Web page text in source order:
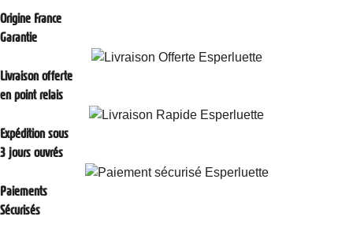
Origine France
Garantie
Livraison offerte
en point relais
Expédition sous
3 jours ouvrés
Paiements
Sécurisés